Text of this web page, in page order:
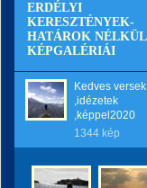
ERDÉLYI
KERESZTÉNYEK-
HATÁROK NÉLKÜL
KÉPGALÉRIÁI
Kedves versek
,idézetek
,képpel2020
1344 kép